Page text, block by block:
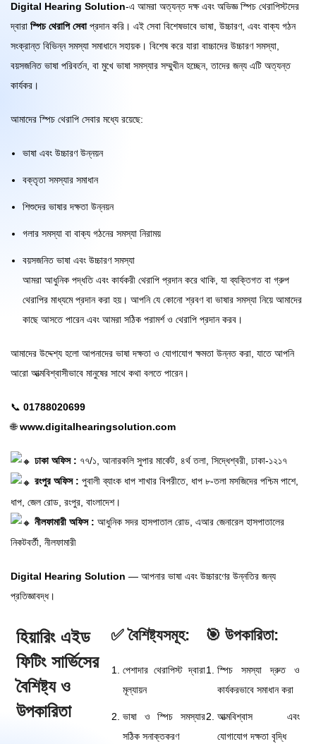
Digital Hearing Solution-এ আমরা অত্যন্ত দক্ষ এবং অভিজ্ঞ স্পিচ থেরাপিস্টদের
দ্বারাস্পিচ থেরাপি সেবাপ্রদান করি। এই সেবা বিশেষভাবে ভাষা, উচ্চারণ, এবং বাক্য গঠন
সংক্রান্ত বিভিন্ন সমস্যা সমাধানে সহায়ক। বিশেষ করে যারা বাচ্চাদের উচ্চারণ সমস্যা,
বয়সজনিত ভাষা পরিবর্তন, বা মুখে ভাষা সমস্যার সম্মুখীন হচ্ছেন, তাদের জন্য এটি অত্যন্ত
কার্যকর।
আমাদের স্পিচ থেরাপি সেবার মধ্যে রয়েছে:
ভাষা এবং উচ্চারণ উন্নয়ন
বক্তৃতা সমস্যার সমাধান
শিশুদের ভাষার দক্ষতা উন্নয়ন
গলার সমস্যা বা বাক্য গঠনের সমস্যা নিরাময়
বয়সজনিত ভাষা এবং উচ্চারণ সমস্যা
আমরা আধুনিক পদ্ধতি এবং কার্যকরী থেরাপি প্রদান করে থাকি, যা ব্যক্তিগত বা গ্রুপ
থেরাপির মাধ্যমে প্রদান করা হয়। আপনি যে কোনো শ্রবণ বা ভাষার সমস্যা নিয়ে আমাদের
কাছে আসতে পারেন এবং আমরা সঠিক পরামর্শ ও থেরাপি প্রদান করব।
আমাদের উদ্দেশ্য হলো আপনাদের ভাষা দক্ষতা ও যোগাযোগ ক্ষমতা উন্নত করা, যাতে আপনি
আরো আত্মবিশ্বাসীভাবে মানুষের সাথে কথা বলতে পারেন।
📞01788020699
🌐www.digitalhearingsolution.com
ঢাকা অফিস : ৭৭/১, আনারকলি সুপার মার্কেট, ৪র্থ তলা, সিদ্ধেশ্বরী, ঢাকা-১২১৭
রংপুর অফিস : পুবালী ব্যাংক ধাপ শাখার বিপরীতে, ধাপ ৮-তলা মসজিদের পশ্চিম পাশে,
ধাপ, জেল রোড, রংপুর, বাংলাদেশ।
নীলফামারী অফিস : আধুনিক সদর হাসপাতাল রোড, এআর জেনারেল হাসপাতালের
নিকটবর্তী, নীলফামারী
Digital Hearing Solution — আপনার ভাষা এবং উচ্চারণের উন্নতির জন্য
প্রতিজ্ঞাবদ্ধ।
হিয়ারিং এইড
ফিটিং সার্ভিসের
বৈশিষ্ট্য ও
উপকারিতা
✅ বৈশিষ্ট্যসমূহ:
পেশাদার থেরাপিস্ট দ্বারা
মূল্যায়ন
ভাষা ও স্পিচ সমস্যার
সঠিক সনাক্তকরণ
🎯 উপকারিতা:
স্পিচ সমস্যা দ্রুত ও
কার্যকরভাবে সমাধান করা
আত্মবিশ্বাস এবং
যোগাযোগ দক্ষতা বৃদ্ধি